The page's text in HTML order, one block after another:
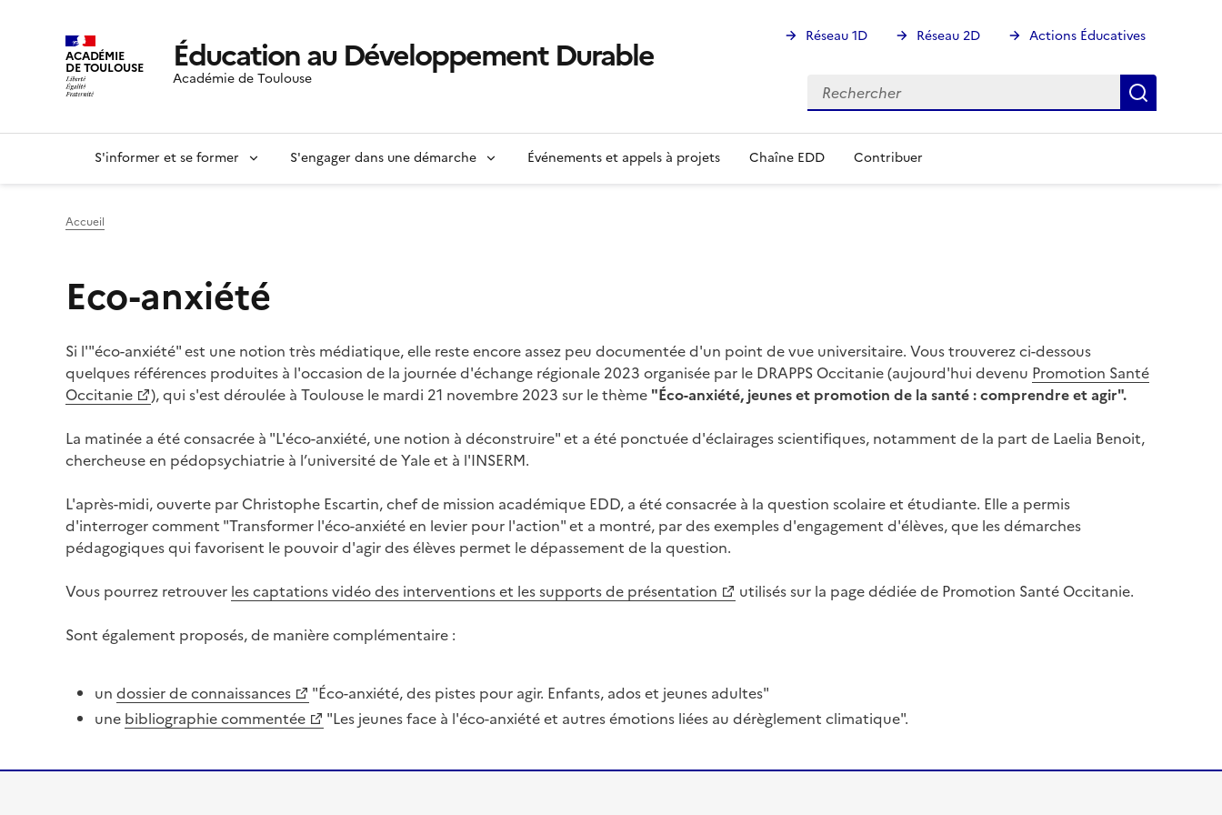
ACADÉMIE
DE TOULOUSE Éducation au Développement Durable
Académie de Toulouse
Réseau 1D Réseau 2D Actions Éducatives
Rechercher
Rechercher
S'informer et se former S'engager dans une démarche Événements et appels à projets Chaîne EDD Contribuer
Accueil
Eco-anxiété
Si l'"éco-anxiété" est une notion très médiatique, elle reste encore assez peu documentée d'un point de vue universitaire. Vous trouverez ci-dessous
quelques références produites à l'occasion de la journée d'échange régionale 2023 organisée par le DRAPPS Occitanie (aujourd'hui devenu Promotion Santé
Occitanie
), qui s'est déroulée à Toulouse le mardi 21 novembre 2023 sur le thème "Éco-anxiété, jeunes et promotion de la santé : comprendre et agir".
La matinée a été consacrée à "L'éco-anxiété, une notion à déconstruire" et a été ponctuée d'éclairages scientifiques, notamment de la part de Laelia Benoit,
chercheuse en pédopsychiatrie à l’université de Yale et à l'INSERM.
L'après-midi, ouverte par Christophe Escartin, chef de mission académique EDD, a été consacrée à la question scolaire et étudiante. Elle a permis
d'interroger comment "Transformer l'éco-anxiété en levier pour l'action" et a montré, par des exemples d'engagement d'élèves, que les démarches
pédagogiques qui favorisent le pouvoir d'agir des élèves permet le dépassement de la question.
Vous pourrez retrouver les captations vidéo des interventions et les supports de présentation
utilisés sur la page dédiée de Promotion Santé Occitanie.
Sont également proposés, de manière complémentaire :
un dossier de connaissances
"Éco-anxiété, des pistes pour agir. Enfants, ados et jeunes adultes"
une bibliographie commentée "Les jeunes face à l'éco-anxiété et autres émotions liées au dérèglement climatique".